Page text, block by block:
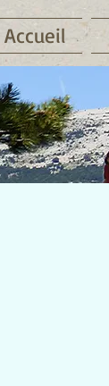
Accueil